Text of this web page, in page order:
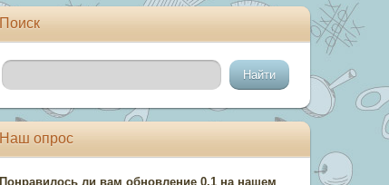
Поиск
Наш опрос
Понравилось ли вам обновление 0.1 на нашем